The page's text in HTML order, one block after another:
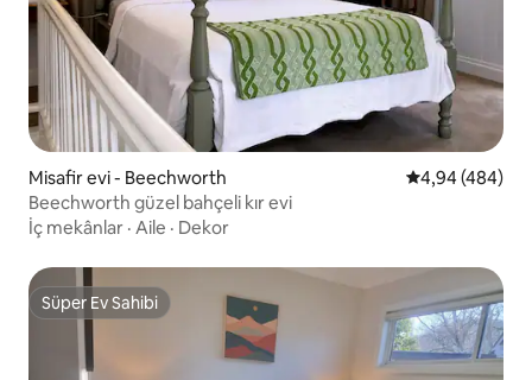
Misafir evi - Beechworth 5 üzerinden
4,94 (484)
Beechworth güzel bahçeli kır evi
İç mekânlar · Aile · Dekor
Süper Ev Sahibi
Süper Ev Sahibi